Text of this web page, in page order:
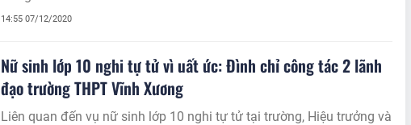
14:55 07/12/2020
Nữ sinh lớp 10 nghi tự tử vì uất ức: Đình chỉ công tác 2 lãnh
đạo trường THPT Vĩnh Xương
Liên quan đến vụ nữ sinh lớp 10 nghi tự tử tại trường, Hiệu trưởng và